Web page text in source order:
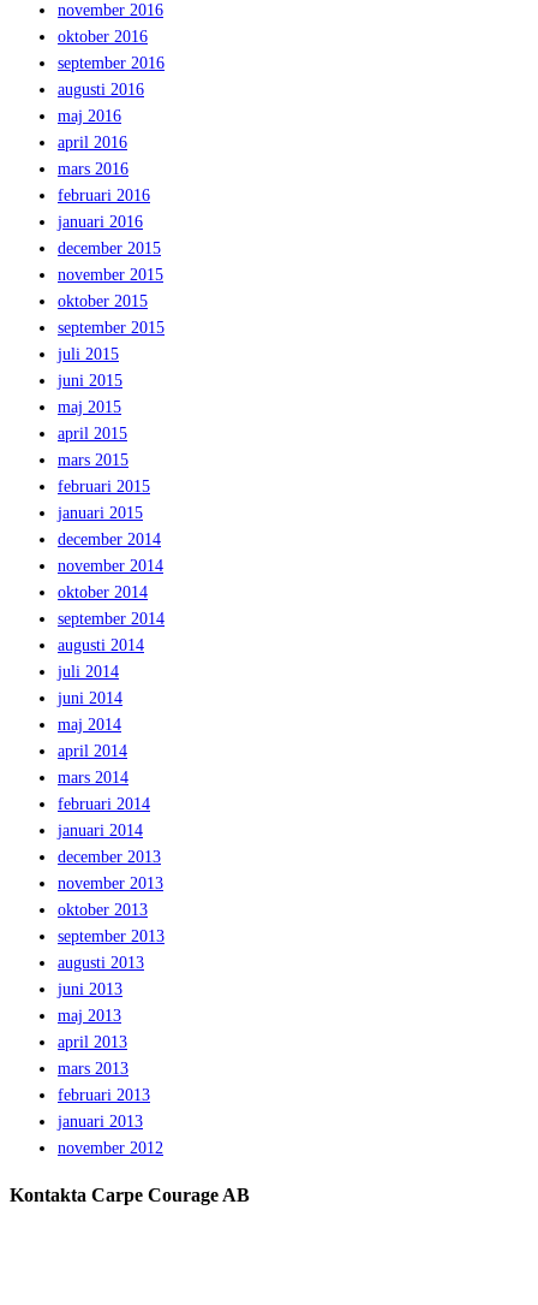
november 2016
oktober 2016
september 2016
augusti 2016
maj 2016
april 2016
mars 2016
februari 2016
januari 2016
december 2015
november 2015
oktober 2015
september 2015
juli 2015
juni 2015
maj 2015
april 2015
mars 2015
februari 2015
januari 2015
december 2014
november 2014
oktober 2014
september 2014
augusti 2014
juli 2014
juni 2014
maj 2014
april 2014
mars 2014
februari 2014
januari 2014
december 2013
november 2013
oktober 2013
september 2013
augusti 2013
juni 2013
maj 2013
april 2013
mars 2013
februari 2013
januari 2013
november 2012
Kontakta Carpe Courage AB